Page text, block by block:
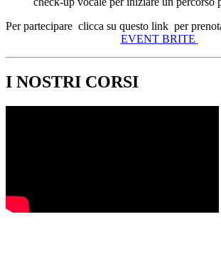
Per partecipare clicca su questo link per
EVENT BRITE
I NOSTRI CORSI